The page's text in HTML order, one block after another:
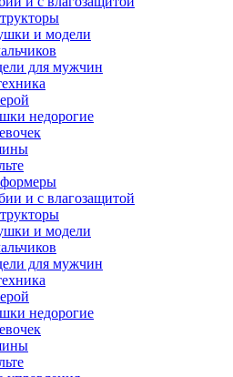
и модели
для мужчин
недорогие
и с влагозащитой
и модели
для мужчин
недорогие